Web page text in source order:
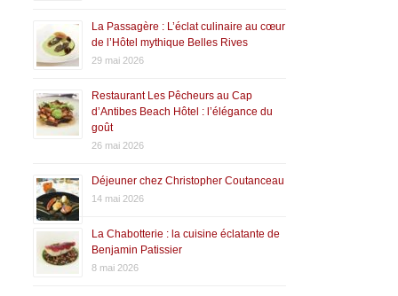
La Passagère : L’éclat culinaire au cœur
de l’Hôtel mythique Belles Rives
29 mai 2026
Restaurant Les Pêcheurs au Cap
d’Antibes Beach Hôtel : l’élégance du
goût
26 mai 2026
Déjeuner chez Christopher Coutanceau
14 mai 2026
La Chabotterie : la cuisine éclatante de
Benjamin Patissier
8 mai 2026